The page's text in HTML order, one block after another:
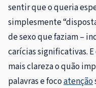
sentir que o queria
simplesmente
de sexo que faziam –
carícias significativas.
mais clareza o quão
palavras e focoatenção